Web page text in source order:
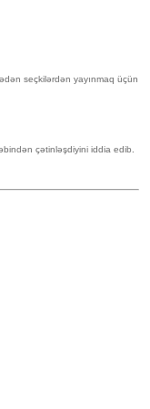
seçkilərdən yayınmaq üçün
çətinləşdiyini iddia edib.